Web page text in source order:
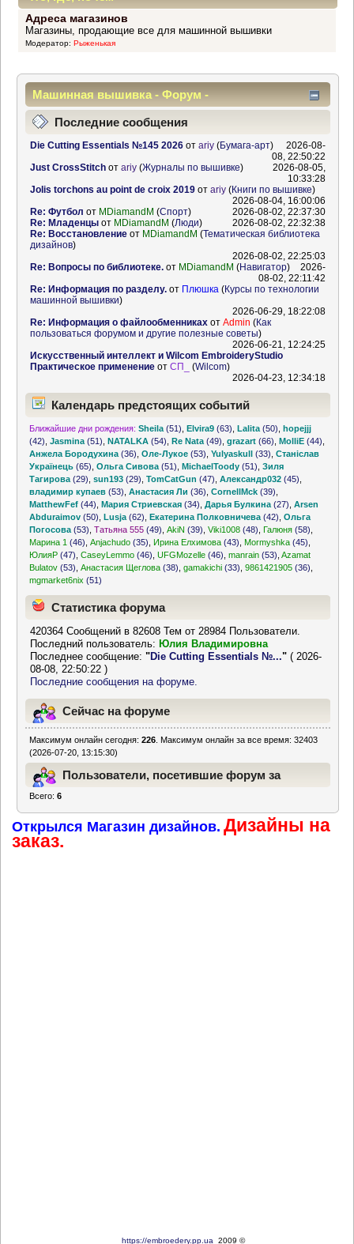
Адреса магазинов
Магазины, продающие все для машинной вышивки
Модератор: Рыженькая
Машинная вышивка - Форум -
Информационный центр
Последние сообщения
Die Cutting Essentials №145 2026от ariy(Бумага-арт)
2026-08-
08, 22:50:22
Just CrossStitchот ariy(Журналы по вышивке)
2026-08-05,
10:33:28
Jolis torchons au point de croix 2019от ariy(Книги по вышивке)
2026-08-04, 16:00:06
Re: Футбол от MDiamandM (Спорт)
2026-08-02, 22:37:30
Re: Младенцыот MDiamandM (Люди)
2026-08-02, 22:32:38
Re: Восстановлениеот MDiamandM (Тематическая библиотека
дизайнов)
2026-08-02, 22:25:03
Re: Вопросы по библиотеке.от MDiamandM (Навигатор)
2026-
08-02, 22:11:42
Re: Информация по разделу.от Плюшка (Курсы по технологии
машинной вышивки)
2026-06-29, 18:22:08
Re: Информация о файлообменникахот Admin (Как
пользоваться форумом и другие полезные советы)
2026-06-21, 12:24:25
Искусственный интеллект и Wilcom EmbroideryStudio
Практическое применениеот СП_ (Wilcom)
2026-04-23, 12:34:18
Календарь предстоящих событий
Ближайшие дни рождения: Sheila (51) ,Elvira9 (63) ,Lalita (50) ,hopejjj
(42) ,Jasmina (51) ,NATALKA (54) ,Re Nata (49) ,grazart (66) ,MolliE (44)
Анжела Бородухина (36) ,Оле-Лукое (53) ,Yulyaskull (33) ,Станіслав
Українець (65) ,Ольга Сивова (51) ,MichaelToody (51) ,Зиля
Тагирова (29) ,sun193 (29) ,TomCatGun (47) ,Александр032 (45)
владимир купаев (53) ,Анастасия Ли (36) ,CornellMck (39)
MatthewFef (44) ,Мария Стриевская (34) ,Дарья Булкина (27) ,Arsen
Abduraimov (50) ,Lusja (62) ,Екатерина Полковничева (42) ,Ольга
Погосова (53) ,Татьяна 555 (49) ,AkiN (39) ,Viki1008 (48) Галюня (58)
Марина 1 (46) ,Anjachudo (35) Ирина Елхимова (43) Mormyshka (45)
ЮлияР (47) ,CaseyLemmo (46) ,UFGMozelle (46) ,manrain (53) ,Azamat
Bulatov (53) ,Анастасия Щеглова (38) ,gamakichi (33) ,9861421905 (36)
mgmarket6nix (51)
Статистика форума
420364 Сообщений в 82608 Тем от 28984 Пользователи.
Последний пользователь: Юлия Владимировна
Последнее сообщение:"Die Cutting Essentials №..." ( 2026-
08-08, 22:50:22 )
Последние сообщения на форуме.
Сейчас на форуме
Максимум онлайн сегодня:226 . Максимум онлайн за все время: 32403
(2026-07-20, 13:15:30)
Пользователи, посетившие форум за
Всего:6
Открылся Магазин дизайнов. Дизайны на
заказ.
https://embroedery.pp.ua 2009 ©